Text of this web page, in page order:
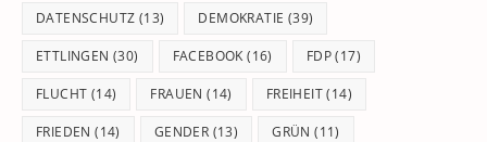
DATENSCHUTZ (13) DEMOKRATIE (39)
ETTLINGEN (30) FACEBOOK (16) FDP(17)
FLUCHT (14) FRAUEN (14) FREIHEIT(14)
FRIEDEN (14) GENDER (13) GRÜN (11)